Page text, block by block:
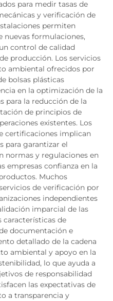
para medir tasas de
y verificación de
permiten
nuevas formulaciones,
control de calidad
producción. Los servicios
ambiental ofrecidos por
bolsas plásticas
en la optimización de la
para la reducción de la
de principios de
existentes. Los
certificaciones implican
para garantizar el
normas y regulaciones en
empresas confianza en la
Muchos
de verificación por
independientes
imparcial de las
características de
documentación e
detallado de la cadena
ambiental y apoyo en la
lo que ayuda a
de responsabilidad
las expectativas de
a transparencia y